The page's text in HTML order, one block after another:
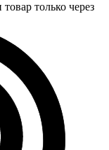
только через